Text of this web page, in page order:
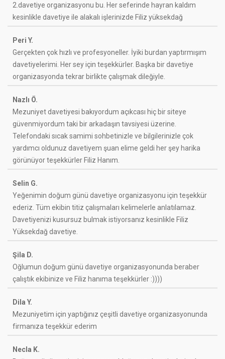
2.davetiye organizasyonu bu. Her seferinde hayran kaldım
kesinlikle davetiye ile alakalı işlerinizde Filiz yüksekdağ
Peri Y.
Gerçekten çok hızlı ve profesyoneller. İyiki burdan yaptırmışım
davetiyelerimi. Her sey için teşekkürler. Başka bir davetiye
organizasyonda tekrar birlikte çalışmak dileğiyle.
Nazlı Ö.
Mezuniyet davetiyesi bakıyordum açıkcası hiç bir siteye
güvenmiyordum taki bir arkadaşın tavsiyesi üzerine.
Telefondaki sıcak samimi sohbetinizle ve bilgilerinizle çok
yardımcı oldunuz davetiyem şuan elime geldi her şey harika
görünüyor teşekkürler Filiz Hanım.
Selin G.
Yeğenimin doğum günü davetiye organizasyonu için teşekkür
ederiz. Tüm ekibin titiz çalışmaları kelimelerle anlatılamaz.
Davetiyenizi kusursuz bulmak istiyorsanız kesinlikle Filiz
Yüksekdağ davetiye.
Şila D.
Oğlumun doğum günü davetiye organizasyonunda beraber
çalıştık ekibinize ve Filiz hanıma teşekkürler :))))
Dila Y.
Mezuniyetim için yaptığınız çeşitli davetiye organizasyonunda
firmanıza teşekkür ederim
Necla K.